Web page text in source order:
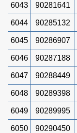
6043 90281641
6044 90285132
6045 90286907
6046 90287188
6047 90288449
6048 90289398
6049 90289995
6050 90290450